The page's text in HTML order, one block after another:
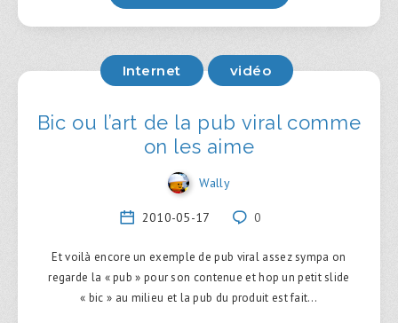
Internet vidéo
Bic ou l’art de la pub viral comme
on les aime
Wally
2010-05-17 0
Et voilà encore un exemple de pub viral assez sympa on
regarde la « pub » pour son contenue et hop un petit slide
« bic » au milieu et la pub du produit est fait…